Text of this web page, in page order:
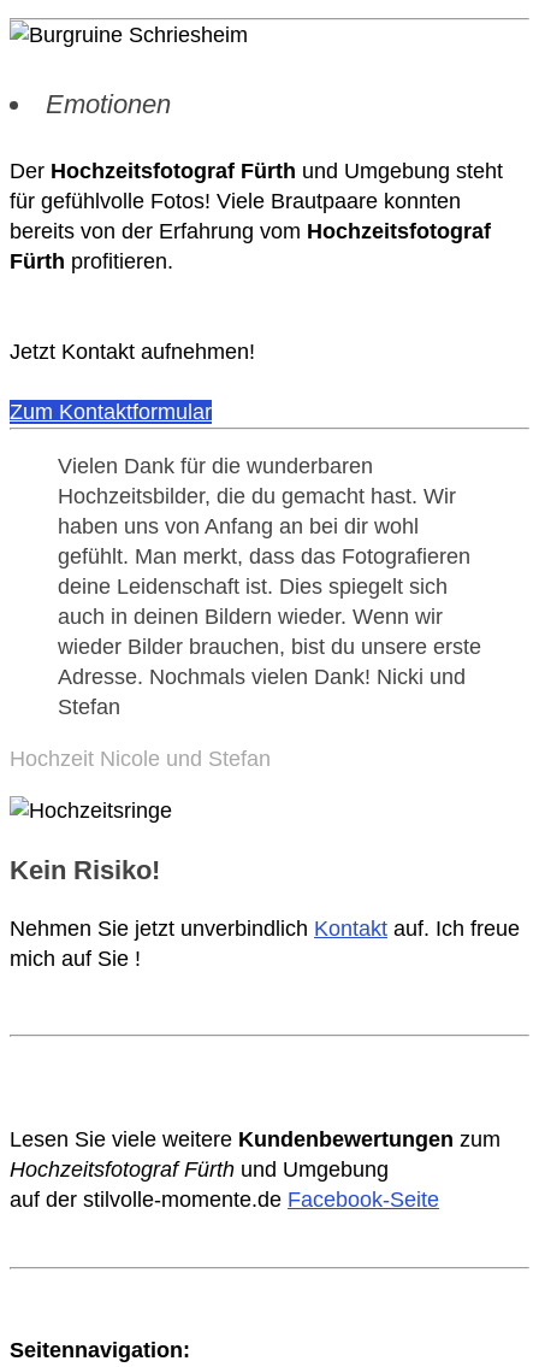
Emotionen
Der Hochzeitsfotograf Fürth und Umgebung steht
für gefühlvolle Fotos! Viele Brautpaare konnten
bereits von der Erfahrung vom Hochzeitsfotograf
Fürth profitieren.
Jetzt Kontakt aufnehmen!
Zum Kontaktformular
Vielen Dank für die wunderbaren
Hochzeitsbilder, die du gemacht hast. Wir
haben uns von Anfang an bei dir wohl
gefühlt. Man merkt, dass das Fotografieren
deine Leidenschaft ist. Dies spiegelt sich
auch in deinen Bildern wieder. Wenn wir
wieder Bilder brauchen, bist du unsere erste
Adresse. Nochmals vielen Dank! Nicki und
Stefan
Hochzeit Nicole und Stefan
Kein Risiko!
Nehmen Sie jetzt unverbindlich Kontakt auf. Ich freue
mich auf Sie !
Lesen Sie viele weitere Kundenbewertungen zum
Hochzeitsfotograf Fürth und Umgebung
auf der stilvolle-momente.de Facebook-Seite
Seitennavigation: